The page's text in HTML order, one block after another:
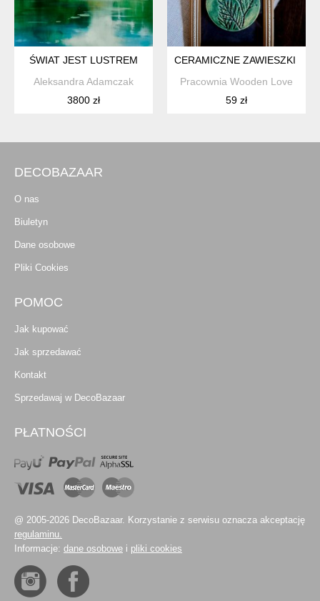
ŚWIAT JEST LUSTREM
Aleksandra Adamczak
3800 zł
CERAMICZNE ZAWIESZKI
Pracownia Wooden Love
59 zł
DECOBAZAAR
O nas
Biuletyn
Dane osobowe
Pliki Cookies
POMOC
Jak kupować
Jak sprzedawać
Kontakt
Sprzedawaj w DecoBazaar
PŁATNOŚCI
@ 2005-2026 DecoBazaar. Korzystanie z serwisu oznacza akceptację
regulaminu.
Informacje: dane osobowe i pliki cookies